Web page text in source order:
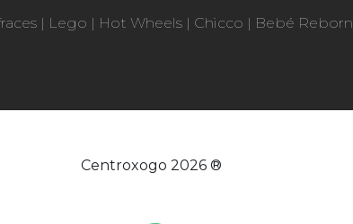
| Lego | Hot Wheels | Chicco | Bebé Reborn
Centroxogo 2026 ®